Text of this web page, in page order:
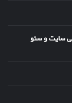
سایت و سئو